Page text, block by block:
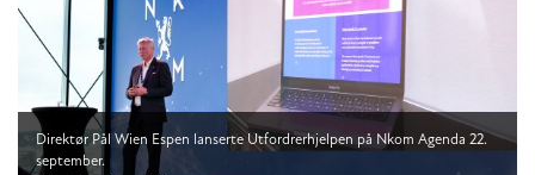
Direktør Pål Wien Espen lanserte Utfordrerhjelpen på Nkom Agenda 22.
september.